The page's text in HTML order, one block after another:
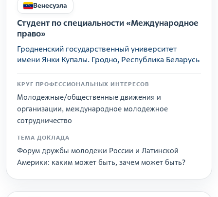
Венесуэла
Студент по специальности «Международное
право»
Гродненский государственный университет
имени Янки Купалы. Гродно, Республика Беларусь
КРУГ ПРОФЕССИОНАЛЬНЫХ ИНТЕРЕСОВ
Молодежные/общественные движения и
организации, международное молодежное
сотрудничество
ТЕМА ДОКЛАДА
Форум дружбы молодежи России и Латинской
Америки: каким может быть, зачем может быть?